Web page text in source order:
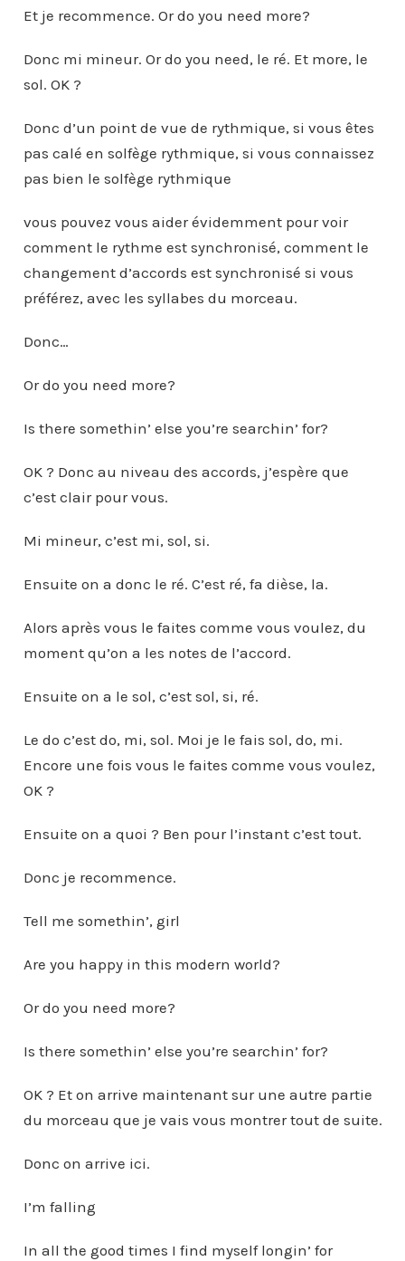
Et je recommence. Or do you need more?
Donc mi mineur. Or do you need, le ré. Et more, le
sol. OK ?
Donc d’un point de vue de rythmique, si vous êtes
pas calé en solfège rythmique, si vous connaissez
pas bien le solfège rythmique
vous pouvez vous aider évidemment pour voir
comment le rythme est synchronisé, comment le
changement d’accords est synchronisé si vous
préférez, avec les syllabes du morceau.
Donc…
Or do you need more?
Is there somethin’ else you’re searchin’ for?
OK ? Donc au niveau des accords, j’espère que
c’est clair pour vous.
Mi mineur, c’est mi, sol, si.
Ensuite on a donc le ré. C’est ré, fa dièse, la.
Alors après vous le faites comme vous voulez, du
moment qu’on a les notes de l’accord.
Ensuite on a le sol, c’est sol, si, ré.
Le do c’est do, mi, sol. Moi je le fais sol, do, mi.
Encore une fois vous le faites comme vous voulez,
OK ?
Ensuite on a quoi ? Ben pour l’instant c’est tout.
Donc je recommence.
Tell me somethin’, girl
Are you happy in this modern world?
Or do you need more?
Is there somethin’ else you’re searchin’ for?
OK ? Et on arrive maintenant sur une autre partie
du morceau que je vais vous montrer tout de suite.
Donc on arrive ici.
I’m falling
In all the good times I find myself longin’ for